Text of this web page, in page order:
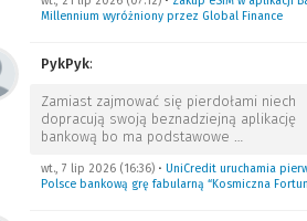
Millennium wyróżniony przez Global Finance
PykPyk:
Zamiast zajmować się pierdołami niech
dopracują swoją beznadziejną aplikację
bankową bo ma podstawowe …
wt., 7 lip 2026 (16:36)• UniCredit uruchamia
Polsce bankową grę fabularną “Kosmiczna